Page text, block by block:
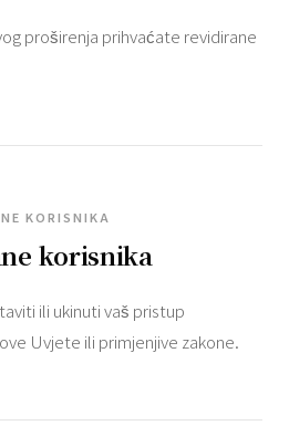
proširenja prihvaćate revidirane
KORISNIKA
korisnika
ili ukinuti vaš pristup
Uvjete ili primjenjive zakone.